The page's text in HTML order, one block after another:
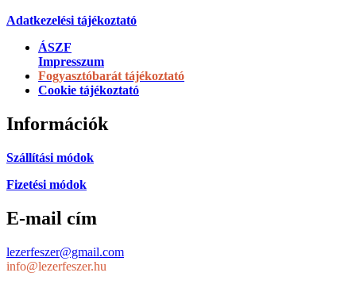
Adatkezelési tájékoztató
ÁSZF
Impresszum
Fogyasztóbarát tájékoztató
Cookie tájékoztató
Információk
Szállítási módok
Fizetési módok
E-mail cím
lezerfeszer@gmail.com
info@lezerfeszer.hu